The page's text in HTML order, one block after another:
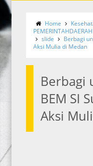
Home
PEMERINTAHDAERAH
slide
Berbagi
Aksi Mulia di Medan
Berbagi
BEM SI
Aksi